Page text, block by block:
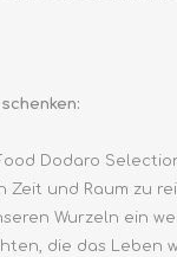
Dodaro
Zeit und Raum zu
Wurzeln ein
die das Leben